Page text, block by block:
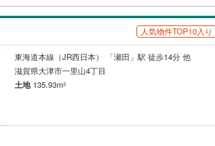
人気物件TOP10入り
東海道本線（JR西日本） 「瀬田」駅 徒歩14分 他
滋賀県大津市一里山4丁目
土地135.93m2